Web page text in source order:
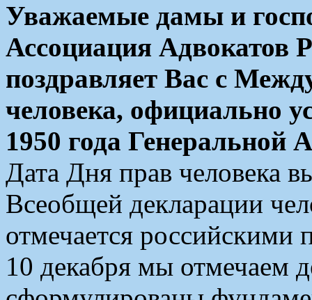
Уважаемые дамы и
Ассоциация Адвокатов
поздравляет Вас с
человека, официально
1950 года Генеральной
Дата Дня прав человека
Всеобщей декларации
отмечается российскими
10 декабря мы отмечаем